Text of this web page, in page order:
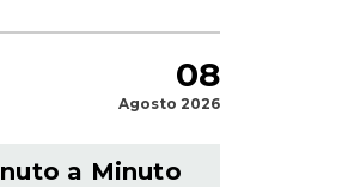
08
Agosto 2026
a Minuto